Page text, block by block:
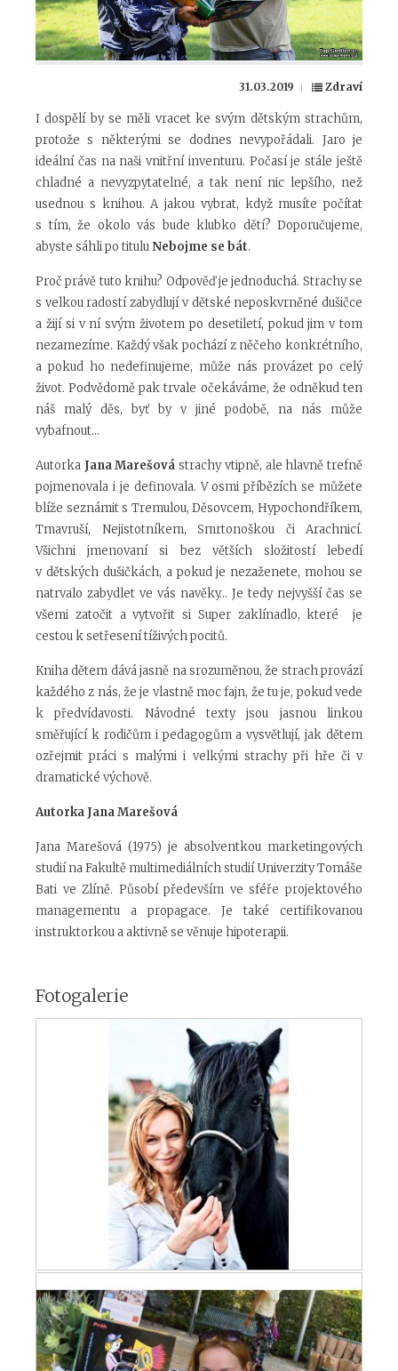
31.03.2019 Zdraví
I dospělí by se měli vracet ke svým dětským strachům,
protože s některými se dodnes nevypořádali. Jaro je
ideální čas na naši vnitřní inventuru. Počasí je stále ještě
chladné a nevyzpytatelné, a tak není nic lepšího, než
usednou s knihou. A jakou vybrat, když musíte počítat
s tím, že okolo vás bude klubko dětí? Doporučujeme,
abyste sáhli po tituluNebojme se bát.
Proč právě tuto knihu? Odpověď je jednoduchá. Strachy se
s velkou radostí zabydlují v dětské neposkvrněné dušičce
a žijí si v ní svým životem po desetiletí, pokud jim v tom
nezamezíme. Každý však pochází z něčeho konkrétního,
a pokud ho nedefinujeme, může nás provázet po celý
život. Podvědomě pak trvale očekáváme, že odněkud ten
náš malý děs, byť by v jiné podobě, na nás může
vybafnout…
Autorka Jana Marešová strachy vtipně, ale hlavně trefně
pojmenovala i je definovala. V osmi příbězích se můžete
blíže seznámit s Tremulou, Děsovcem, Hypochondříkem,
Tmavruší, Nejistotníkem, Smrtonoškou či Arachnicí.
Všichni jmenovaní si bez větších složitostí lebedí
v dětských dušičkách, a pokud je nezaženete, mohou se
natrvalo zabydlet ve vás navěky… Je tedy nejvyšší čas se
všemi zatočit a vytvořit si Super zaklínadlo, které je
cestou k setřesení tíživých pocitů.
Kniha dětem dává jasně na srozuměnou, že strach provází
každého z nás, že je vlastně moc fajn, že tu je, pokud vede
k předvídavosti. Návodné texty jsou jasnou linkou
směřující k rodičům i pedagogům a vysvětlují, jak dětem
ozřejmit práci s malými i velkými strachy při hře či v
dramatické výchově.
Autorka Jana Marešová
Jana Marešová (1975) je absolventkou marketingových
studií na Fakultě multimediálních studií Univerzity Tomáše
Bati ve Zlíně. Působí především ve sféře projektového
managementu a propagace. Je také certifikovanou
instruktorkou a aktivně se věnuje hipoterapii.
Fotogalerie